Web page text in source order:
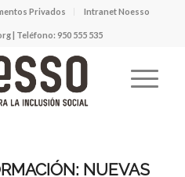
Privados Intranet Noesso
| Teléfono: 950 555 535
NUEVAS